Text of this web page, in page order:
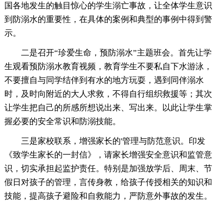
国各地发生的触目惊心的学生溺亡事故，让全体学生意识
到防溺水的重要性，在具体的案例和典型的事例中得到警
示。
二是召开“珍爱生命，预防溺水”主题班会。首先让学
生观看预防溺水教育视频，教育学生不要私自下水游泳，
不要擅自与同学结伴到有水的地方玩耍，遇到同伴溺水
时，及时向附近的大人求救，不得自行组织救援等；其次
让学生把自己的所感所想说出来、写出来。以此让学生掌
握必要的安全常识和防溺技能。
三是家校联系，增强家长的'管理与防范意识。印发
《致学生家长的一封信》，请家长增强安全意识和监管意
识，切实承担起监护责任。特别是加强放学后、周末、节
假日对孩子的管理，言传身教，给孩子传授相关的知识和
技能，提高孩子避险和自救能力，严防意外事故的发生。